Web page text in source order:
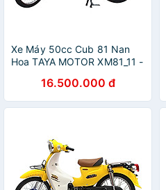
Xe Máy 50cc Cub 81 Nan
Hoa TAYA MOTOR XM81_11 -
16.500.000 đ